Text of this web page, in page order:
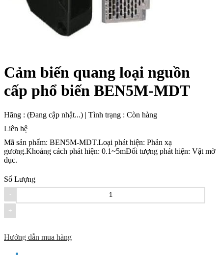
Cảm biến quang loại nguồn
cấp phổ biến BEN5M-MDT
Hãng : (Đang cập nhật...) | Tình trạng : Còn hàng
Liên hệ
Mã sản phẩm: BEN5M-MDT.Loại phát hiện: Phản xạ
gương.Khoảng cách phát hiện: 0.1~5mĐối tượng phát hiện: Vật mờ
đục.
Số Lượng
-
+
Hướng dẫn mua hàng